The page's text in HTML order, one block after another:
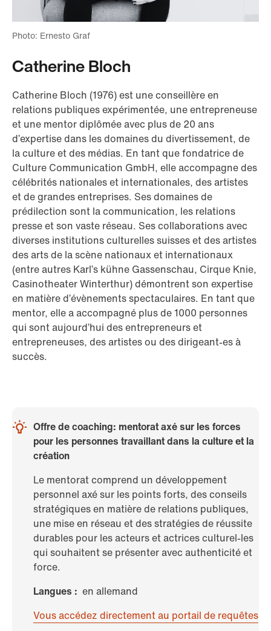
Photo: Ernesto Graf
Catherine Bloch
Catherine Bloch (1976) est une conseillère en
relations publiques expérimentée, une entrepreneuse
et une mentor diplômée avec plus de 20 ans
d’expertise dans les domaines du divertissement, de
la culture et des médias. En tant que fondatrice de
Culture Communication GmbH, elle accompagne des
célébrités nationales et internationales, des artistes
et de grandes entreprises. Ses domaines de
prédilection sont la communication, les relations
presse et son vaste réseau. Ses collaborations avec
diverses institutions culturelles suisses et des artistes
des arts de la scène nationaux et internationaux
(entre autres Karl’s kühne Gassenschau, Cirque Knie,
Casinotheater Winterthur) démontrent son expertise
en matière d’évènements spectaculaires. En tant que
mentor, elle a accompagné plus de 1000 personnes
qui sont aujourd’hui des entrepreneurs et
entrepreneuses, des artistes ou des dirigeant-es à
succès.
Offre de coaching: mentorat axé sur les forces
pour les personnes travaillant dans la culture et la
création
Le mentorat comprend un développement
personnel axé sur les points forts, des conseils
stratégiques en matière de relations publiques,
une mise en réseau et des stratégies de réussite
durables pour les acteurs et actrices culturel-les
qui souhaitent se présenter avec authenticité et
force.
Langues : en allemand
Vous accédez directement au portail de requêtes